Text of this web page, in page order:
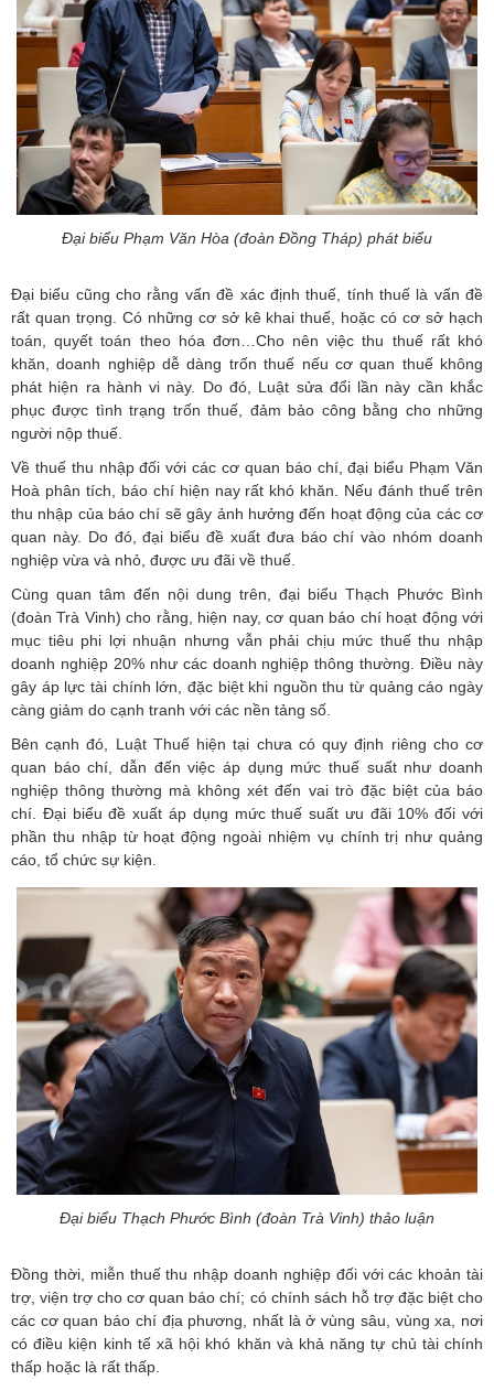
Đại biểu Phạm Văn Hòa (đoàn Đồng Tháp) phát biểu
Đại biểu cũng cho rằng vấn đề xác định thuế, tính thuế là vấn đề
rất quan trọng. Có những cơ sở kê khai thuế, hoặc có cơ sở hạch
toán, quyết toán theo hóa đơn…Cho nên việc thu thuế rất khó
khăn, doanh nghiệp dễ dàng trốn thuế nếu cơ quan thuế không
phát hiện ra hành vi này. Do đó, Luật sửa đổi lần này cần khắc
phục được tình trạng trốn thuế, đảm bảo công bằng cho những
người nộp thuế.
Về thuế thu nhập đối với các cơ quan báo chí, đại biểu Phạm Văn
Hoà phân tích, báo chí hiện nay rất khó khăn. Nếu đánh thuế trên
thu nhập của báo chí sẽ gây ảnh hưởng đến hoạt động của các cơ
quan này. Do đó, đại biểu đề xuất đưa báo chí vào nhóm doanh
nghiệp vừa và nhỏ, được ưu đãi về thuế.
Cùng quan tâm đến nội dung trên, đại biểu Thạch Phước Bình
(đoàn Trà Vinh) cho rằng, hiện nay, cơ quan báo chí hoạt động với
mục tiêu phi lợi nhuận nhưng vẫn phải chịu mức thuế thu nhập
doanh nghiệp 20% như các doanh nghiệp thông thường. Điều này
gây áp lực tài chính lớn, đặc biệt khi nguồn thu từ quảng cáo ngày
càng giảm do cạnh tranh với các nền tảng số.
Bên cạnh đó, Luật Thuế hiện tại chưa có quy định riêng cho cơ
quan báo chí, dẫn đến việc áp dụng mức thuế suất như doanh
nghiệp thông thường mà không xét đến vai trò đặc biệt của báo
chí. Đại biểu đề xuất áp dụng mức thuế suất ưu đãi 10% đối với
phần thu nhập từ hoạt động ngoài nhiệm vụ chính trị như quảng
cáo, tổ chức sự kiện.
Đại biểu Thạch Phước Bình (đoàn Trà Vinh) thảo luận
Đồng thời, miễn thuế thu nhập doanh nghiệp đối với các khoản tài
trợ, viện trợ cho cơ quan báo chí; có chính sách hỗ trợ đặc biệt cho
các cơ quan báo chí địa phương, nhất là ở vùng sâu, vùng xa, nơi
có điều kiện kinh tế xã hội khó khăn và khả năng tự chủ tài chính
thấp hoặc là rất thấp.